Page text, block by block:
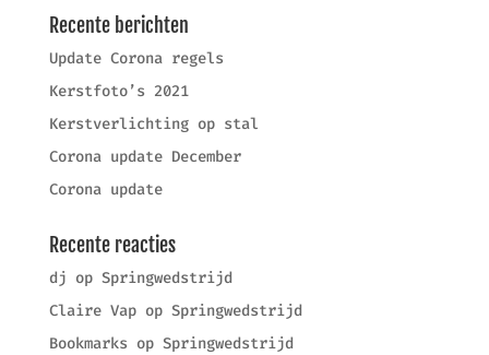
Recente berichten
Update Corona regels
Kerstfoto’s 2021
Kerstverlichting op stal
Corona update December
Corona update
Recente reacties
dj op Springwedstrijd
Claire Vapop Springwedstrijd
Bookmarks op Springwedstrijd